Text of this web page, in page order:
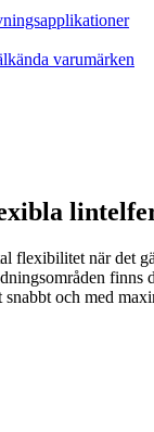
varumärken
när det
och med